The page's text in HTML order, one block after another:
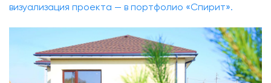
визуализация проекта — в портфолио «Спирит».